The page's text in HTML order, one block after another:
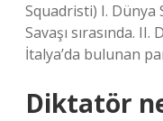
Squadristi) I. Dünya
Savaşı sırasında.
İtalya’da bulunan
Diktatör